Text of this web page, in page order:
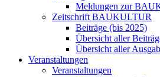
Meldungen zur
Zeitschrift BAUKULTUR
Beiträge (bis 2025)
Übersicht aller
Übersicht aller
Veranstaltungen
Veranstaltungen